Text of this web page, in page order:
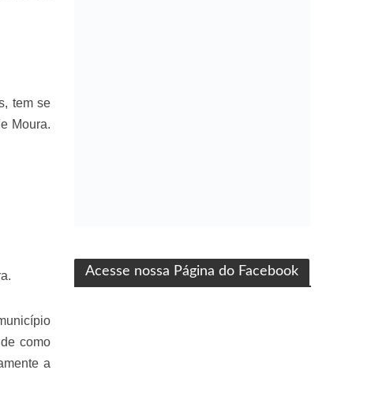
produção Folha Filmes
tem se
Moura.
como
a
Acesse nossa Página do Facebook